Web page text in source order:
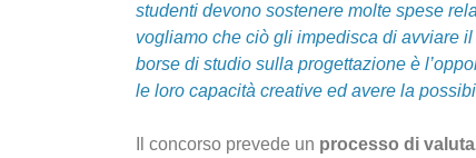
studenti devono sostenere molte spese
vogliamo che ciò gli impedisca di avviare
borse di studio sulla progettazione è
le loro capacità creative ed avere la
Il concorso prevede un processo di